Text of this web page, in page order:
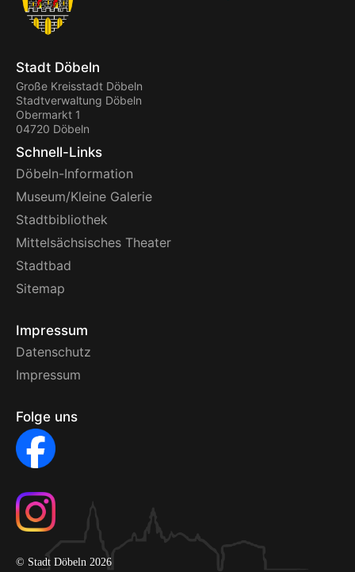
Stadt Döbeln
Große Kreisstadt Döbeln
Stadtverwaltung Döbeln
Obermarkt 1
04720 Döbeln
Schnell-Links
Döbeln-Information
Museum/Kleine Galerie
Stadtbibliothek
Mittelsächsisches Theater
Stadtbad
Sitemap
Impressum
Datenschutz
Impressum
Folge uns
© Stadt Döbeln 2026